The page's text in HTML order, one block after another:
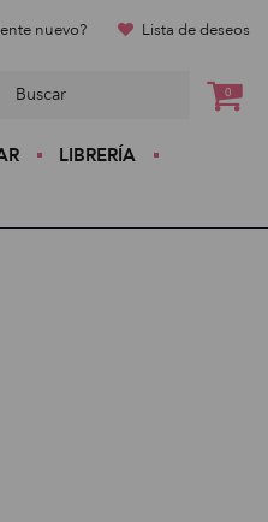
nuevo? Lista de deseos
0
LIBRERÍA